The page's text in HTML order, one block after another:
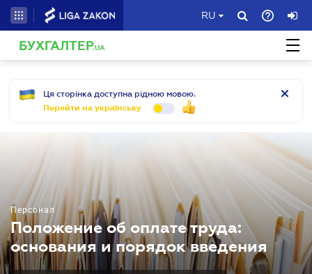
RU
БУХГАЛТЕР.UA
Ця сторінка доступна рідною мовою.
Перейти на українську
Персонал
Положение об оплате труда:
основания и порядок введения